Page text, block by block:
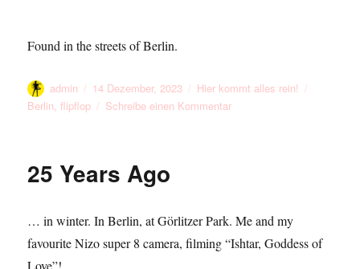
Found in the streets of Berlin.
Autor
admin
Veröffentlicht
am
14 Dezember, 2023 Kategorien
Hier kommt alles rein!
Berlin,flipflop Schreibe einen Kommentarzu
25 Years Ago
… in winter. In Berlin, at Görlitzer Park. Me and my
favourite Nizo super 8 camera, filming “Ishtar, Goddess of
Love”!